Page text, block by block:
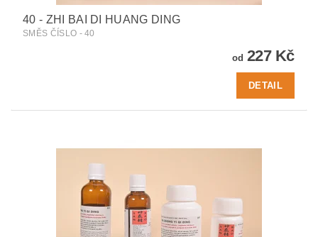
40 - ZHI BAI DI HUANG DING
SMĚS ČÍSLO - 40
od 227 Kč
DETAIL